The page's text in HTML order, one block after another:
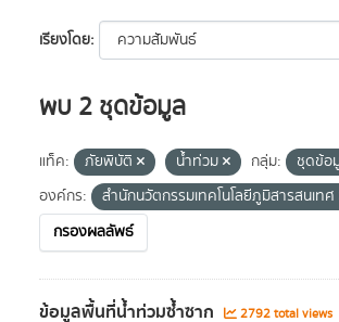
เรียงโดย
พบ 2 ชุดข้อมูล
แท็ค: ภัยพิบัติ น้ำท่วม กลุ่ม:
ชุดข้อ
องค์กร:
สำนักนวัตกรรมเทคโนโลยีภูมิสารสนเทศ
กรองผลลัพธ์
ข้อมูลพื้นที่น้ำท่วมซ้ำซาก 2792 total views